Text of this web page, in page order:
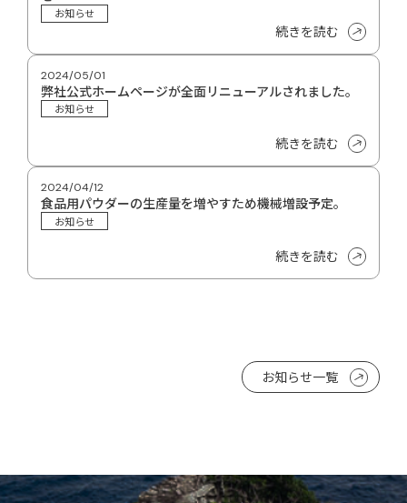
お知らせ
続きを読む
2024/05/01
弊社公式ホームページが全面リニューアルされました。
お知らせ
続きを読む
2024/04/12
食品用パウダーの生産量を増やすため機械増設予定。
お知らせ
続きを読む
お知らせ一覧